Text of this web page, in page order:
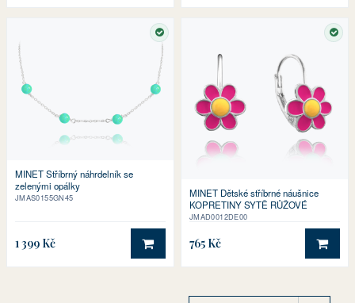
SKLADEM
MINET Stříbrný náhrdelník se
zelenými opálky
JMAS0155GN45
1 399 Kč DO KOŠÍKU
MINET Dětské stříbrné náušnice
KOPRETINY SYTĚ RŮŽOVÉ
JMAD0012DE00
765 Kč DO